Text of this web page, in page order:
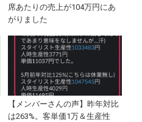
席あたりの売上が104万円にあ
がりました
【メンバーさんの声】昨年対比
は263%。客単価1万＆生産性